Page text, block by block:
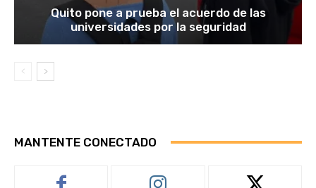
Quito pone a prueba el acuerdo de las
universidades por la seguridad
MANTENTE CONECTADO